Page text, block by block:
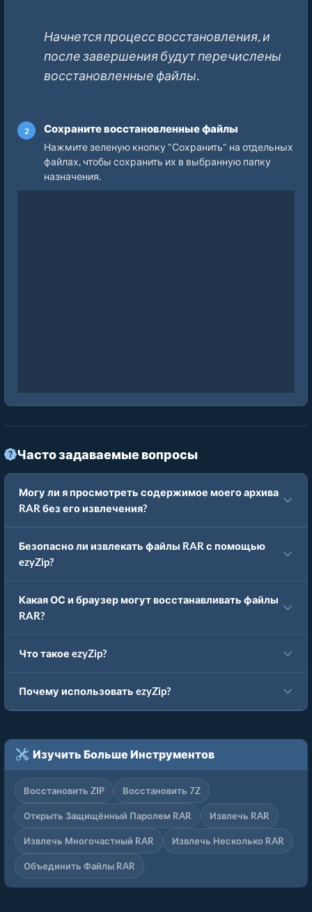
Начнется процесс восстановления, и
после завершения будут перечислены
восстановленные файлы.
Сохраните восстановленные файлы
Нажмите зеленую кнопку "Сохранить" на отдельных
файлах, чтобы сохранить их в выбранную папку
назначения.
Часто задаваемые вопросы
Могу ли я просмотреть содержимое моего архива
RAR без его извлечения?
Безопасно ли извлекать файлы RAR с помощью
ezyZip?
Какая ОС и браузер могут восстанавливать файлы
RAR?
Что такое ezyZip?
Почему использовать ezyZip?
Изучить Больше Инструментов
Восстановить ZIP Восстановить 7Z
Открыть Защищённый Паролем RAR Извлечь RAR
Извлечь Многочастный RAR Извлечь Несколько RAR
Объединить Файлы RAR